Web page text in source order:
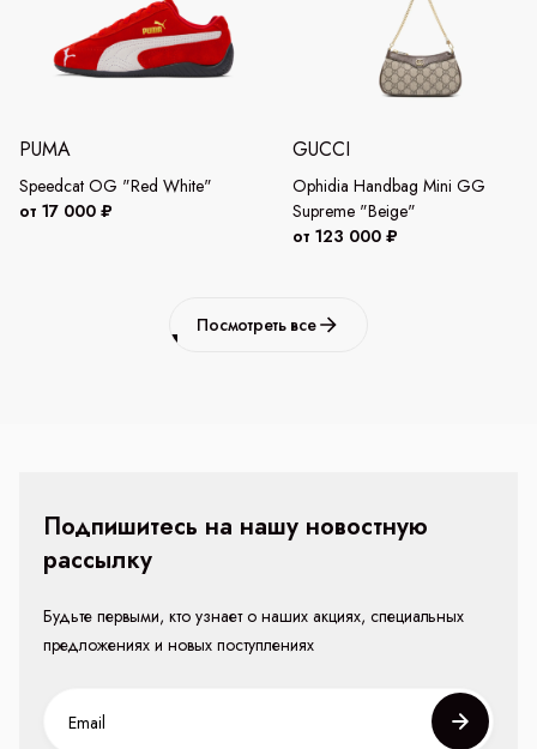
PUMA
Speedcat OG "Red White"
от 17 000 ₽
GUCCI
Ophidia Handbag Mini GG
Supreme "Beige"
от 123 000 ₽
Посмотреть все
Подпишитесь на нашу новостную
рассылку
Будьте первыми, кто узнает о наших акциях, специальных
предложениях и новых поступлениях